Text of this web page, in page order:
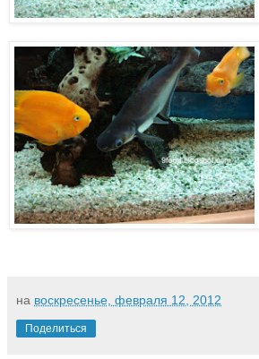
на воскресенье, февраля 12, 2012
Поделиться